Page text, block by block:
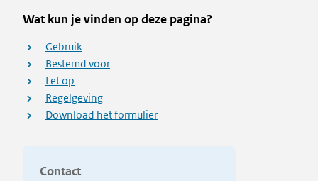
Wat kun je vinden op deze pagina?
Gebruik
Bestemd voor
Let op
Regelgeving
Download het formulier
Contact